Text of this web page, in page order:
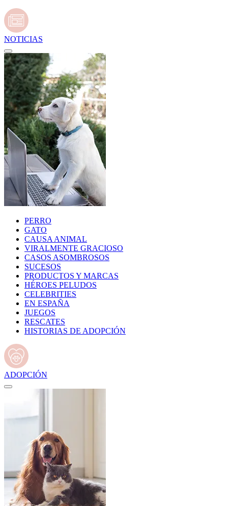
NOTICIAS
PERRO
GATO
CAUSA ANIMAL
VIRALMENTE GRACIOSO
CASOS ASOMBROSOS
SUCESOS
PRODUCTOS Y MARCAS
HÉROES PELUDOS
CELEBRITIES
EN ESPAÑA
JUEGOS
RESCATES
HISTORIAS DE ADOPCIÓN
ADOPCIÓN